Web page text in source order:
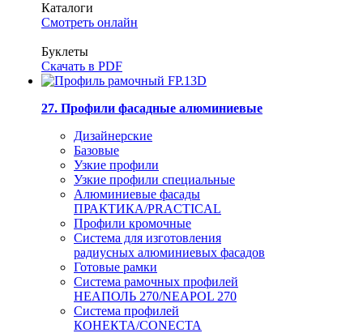
Каталоги
Смотреть онлайн
Буклеты
Скачать в PDF
27. Профили фасадные алюминиевые
Дизайнерские
Базовые
Узкие профили
Узкие профили специальные
Алюминиевые фасады
ПРАКТИКА/PRACTICAL
Профили кромочные
Система для изготовления
радиусных алюминиевых фасадов
Готовые рамки
Система рамочных профилей
НЕАПОЛЬ 270/NEAPOL 270
Система профилей
КОНЕКТА/CONECTA